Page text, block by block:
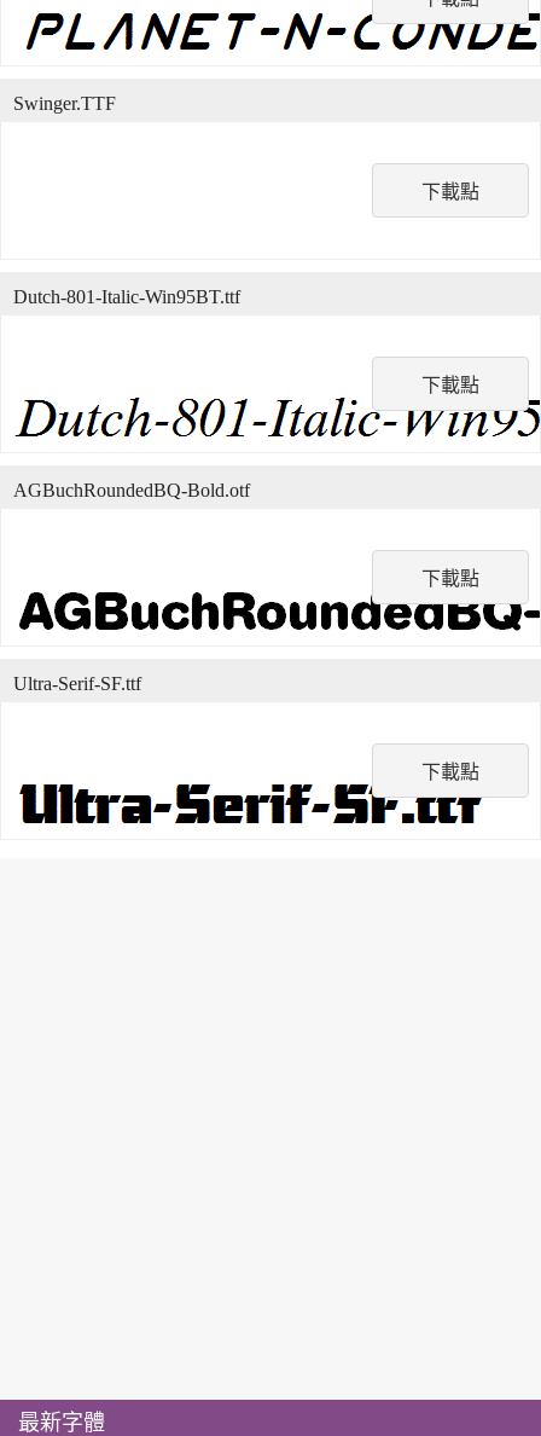
下載點
Swinger.TTF
下載點
Dutch-801-Italic-Win95BT.ttf
下載點
AGBuchRoundedBQ-Bold.otf
下載點
Ultra-Serif-SF.ttf
最新字體